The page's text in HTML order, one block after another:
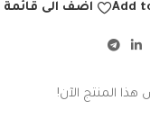
Add اضف الى
هذا المنتج الآن!